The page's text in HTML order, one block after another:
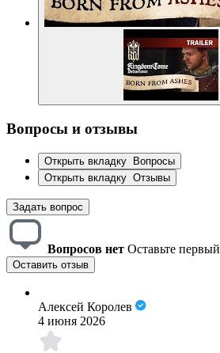
Вопросы и отзывы
Открыть вкладку
Вопросы
Открыть вкладку Отзывы
Задать вопрос
Вопросов нет Оставьте первый
Оставить отзыв
Алексей Королев
4 июня 2026